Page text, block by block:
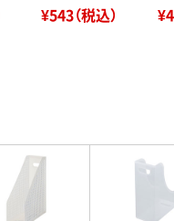
¥543（税込）